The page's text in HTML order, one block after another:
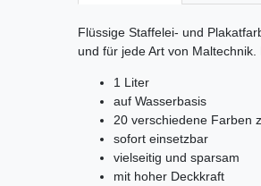
Flüssige Staffelei- und
und für jede Art von
1 Liter
auf Wasserbasis
20 verschiedene Farben
sofort einsetzbar
vielseitig und sparsam
mit hoher Deckkraft